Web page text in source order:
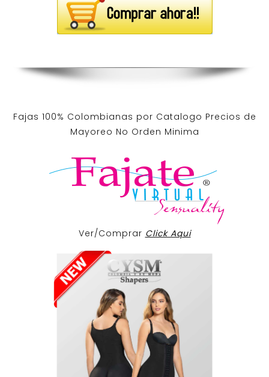
Fajas 100% Colombianas por Catalogo Precios de
Mayoreo No Orden Minima
Ver/Comprar Click Aqui